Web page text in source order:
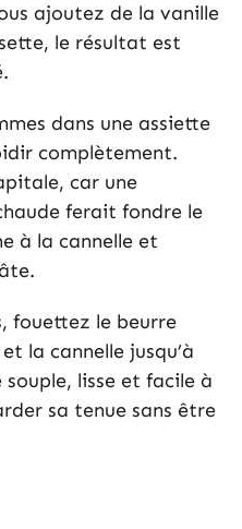
ajoutez de la vanille
le résultat est
dans une assiette
complètement.
car une
ferait fondre le
à la cannelle et
fouettez le beurre
la cannelle jusqu’à
lisse et facile à
sa tenue sans être